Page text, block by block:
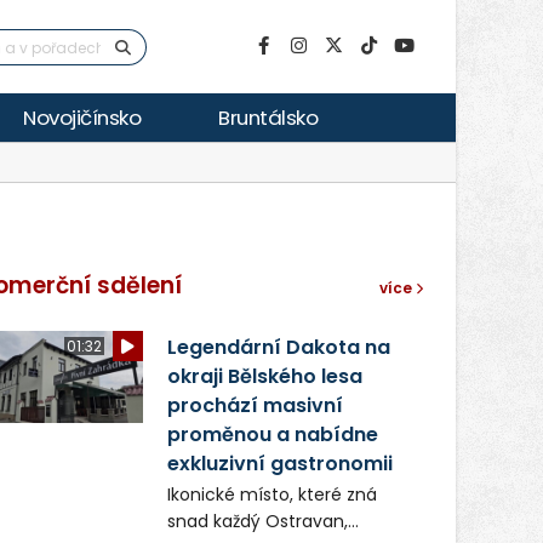
Novojičínsko Bruntálsko
sdělení více
01:32
Legendární Dakota na
okraji Bělského lesa
prochází masivní
proměnou a nabídne
exkluzivní gastronomii
Ikonické místo, které zná
snad každý Ostravan,